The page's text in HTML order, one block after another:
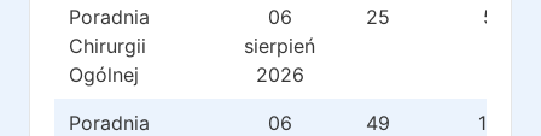
Poradnia
Chirurgii
Ogólnej
06
sierpień
2026
25 5
Poradnia
06
49 18